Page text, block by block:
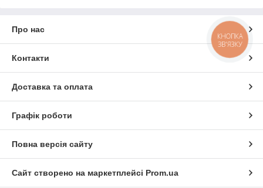
Про нас
Контакти
Доставка та оплата
Графік роботи
Повна версія сайту
Сайт створено на маркетплейсі Prom.ua
КНОПКА
ЗВ'ЯЗКУ